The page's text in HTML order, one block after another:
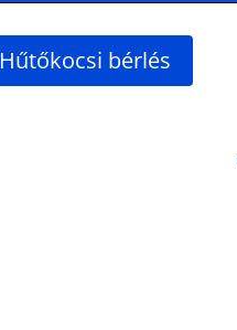
Hűtőkocsi bérlés